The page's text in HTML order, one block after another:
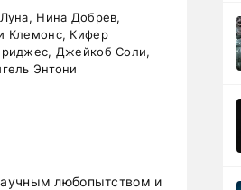
Нина Добрев,
Клемонс, Кифер
Джейкоб Соли,
Энтони
любопытством и